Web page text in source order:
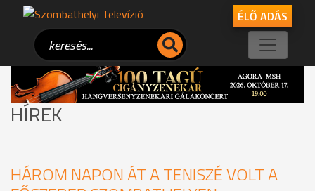
ÉLŐ ADÁS
HÍREK
HÁROM NAPON ÁT A TENISZÉ VOLT A